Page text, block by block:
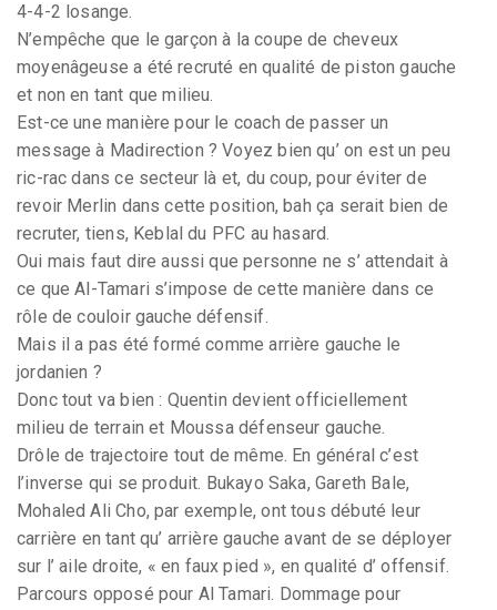
4-4-2 losange.
N’empêche que le garçon à la coupe de cheveux
moyenâgeuse a été recruté en qualité de piston gauche
et non en tant que milieu.
Est-ce une manière pour le coach de passer un
message à Madirection ? Voyez bien qu’ on est un peu
ric-rac dans ce secteur là et, du coup, pour éviter de
revoir Merlin dans cette position, bah ça serait bien de
recruter, tiens, Keblal du PFC au hasard.
Oui mais faut dire aussi que personne ne s’ attendait à
ce que Al-Tamari s’impose de cette manière dans ce
rôle de couloir gauche défensif.
Mais il a pas été formé comme arrière gauche le
jordanien ?
Donc tout va bien : Quentin devient officiellement
milieu de terrain et Moussa défenseur gauche.
Drôle de trajectoire tout de même. En général c’est
l’inverse qui se produit. Bukayo Saka, Gareth Bale,
Mohaled Ali Cho, par exemple, ont tous débuté leur
carrière en tant qu’ arrière gauche avant de se déployer
sur l’ aile droite, « en faux pied », en qualité d’ offensif.
Parcours opposé pour Al Tamari. Dommage pour